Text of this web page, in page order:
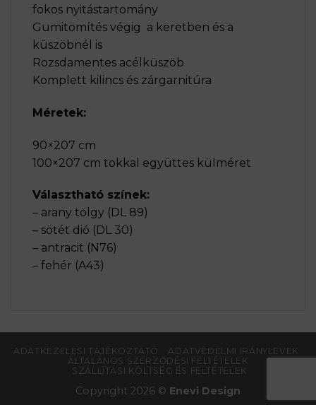
fokos nyitástartomány
Gumitömítés végig a keretben és a
küszöbnél is
Rozsdamentes acélküszöb
Komplett kilincs és zárgarnitúra
Méretek:
90×207 cm
100×207 cm tokkal együttes külméret
Választható színek:
– arany tölgy (DL 89)
– sötét dió (DL 30)
– antracit (N76)
– fehér (A43)
ADATKEZELÉSI TÁJÉKOZTATÓ
ADATVÉDELMI IRÁNYLEVEK
ÁLTALÁNOS SZERZŐDÉSI FELTÉTELEK
SZÁLLÍTÁSI KÖLTSÉG ÉS FELTÉTELEK
Copyright 2026 © Enevi Design